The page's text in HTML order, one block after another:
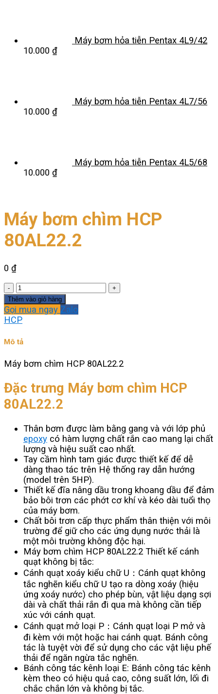
Máy bơm hỏa tiễn Pentax 4L9/42
10.000 ₫
Máy bơm hỏa tiễn Pentax 4L7/56
10.000 ₫
Máy bơm hỏa tiễn Pentax 4L5/68
10.000 ₫
Máy bơm chìm HCP
80AL22.2
0 ₫
Máy
bơm
chìm
HCP
số
Thêm vào giỏ hàng
Gọi mua ngay Zalo
HCP
Mô tả
Máy bơm chìm HCP 80AL22.2
Đặc trưng Máy bơm chìm HCP
80AL22.2
Thân bơm được làm bằng gang và với lớp phủ
epoxy có hàm lượng chất rắn cao mang lại chất
lượng và hiệu suất cao nhất.
Tay cầm hình tam giác được thiết kế để dễ
dàng thao tác trên Hệ thống ray dẫn hướng
(model trên 5HP).
Thiết kế đĩa nâng dầu trong khoang dầu để đảm
bảo bôi trơn các phớt cơ khí và kéo dài tuổi thọ
của máy bơm.
Chất bôi trơn cấp thực phẩm thân thiện với môi
trường để giữ cho các ứng dụng nước thải là
một môi trường không độc hại.
Máy bơm chìm HCP 80AL22.2 Thiết kế cánh
quạt không bị tắc:
Cánh quạt xoáy kiểu chữ U：Cánh quạt không
tắc nghẽn kiểu chữ U tạo ra dòng xoáy (hiệu
ứng xoáy nước) cho phép bùn, vật liệu dạng sợi
dài và chất thải rắn đi qua mà không cần tiếp
xúc với cánh quạt.
Cánh quạt mở loại P：Cánh quạt loại P mở và
đi kèm với một hoặc hai cánh quạt. Bánh công
tác là tuyệt vời để sử dụng cho các vật liệu phế
thải để ngăn ngừa tắc nghẽn.
Bánh công tác kênh loại E: Bánh công tác kênh
kèm theo có hiệu quả cao, công suất lớn, lối đi
chắc chắn lớn và không bị tắc.